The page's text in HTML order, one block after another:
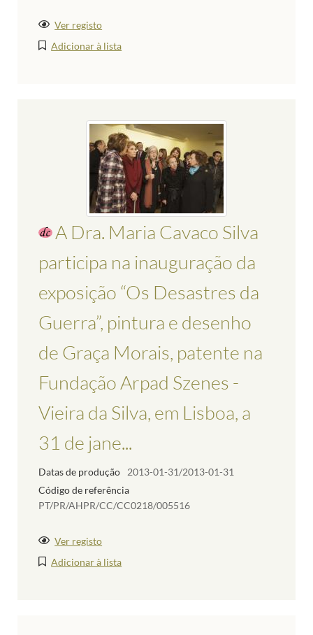
Ver registo
Adicionar à lista
A Dra. Maria Cavaco Silva
participa na inauguração da
exposição “Os Desastres da
Guerra”, pintura e desenho
de Graça Morais, patente na
Fundação Arpad Szenes -
Vieira da Silva, em Lisboa, a
31 de jane...
Datas de produção
2013-01-31/2013-01-31
Código de referência
PT/PR/AHPR/CC/CC0218/005516
Ver registo
Adicionar à lista